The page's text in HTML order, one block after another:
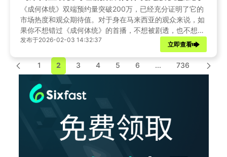
《成何体统》双端预约量突破200万，已经充分证明了它的
市场热度和观众期待值。对于身在马来西亚的观众来说，如
果你不想错过《成何体统》的首播，不想被剧透，也不想忍
受卡顿与低清画质，那么选择一款靠谱的回国加速工具，显
然是当前最现实、最成熟的方案。提前准备好Sixfast，使用
兑换码s003加速连接，安心追剧，才是海外观众的正确打
开方式。
发布于2026-02-03 14:32:37
立即查看
1 2 3 4 5 6 ... 736